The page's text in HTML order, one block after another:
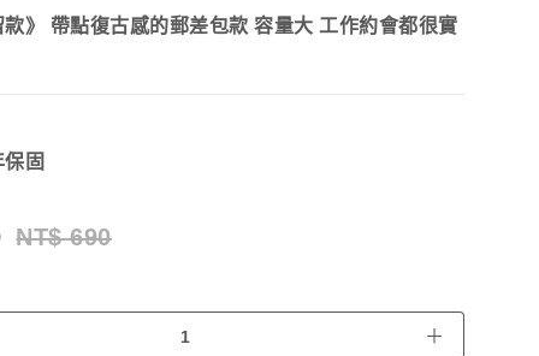
》 帶點復古感的郵差包款 容量大 工作約會都很實
固
NT$ 690
＋